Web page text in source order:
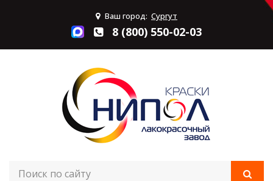
Ваш город: Сургут
8 (800) 550-02-03